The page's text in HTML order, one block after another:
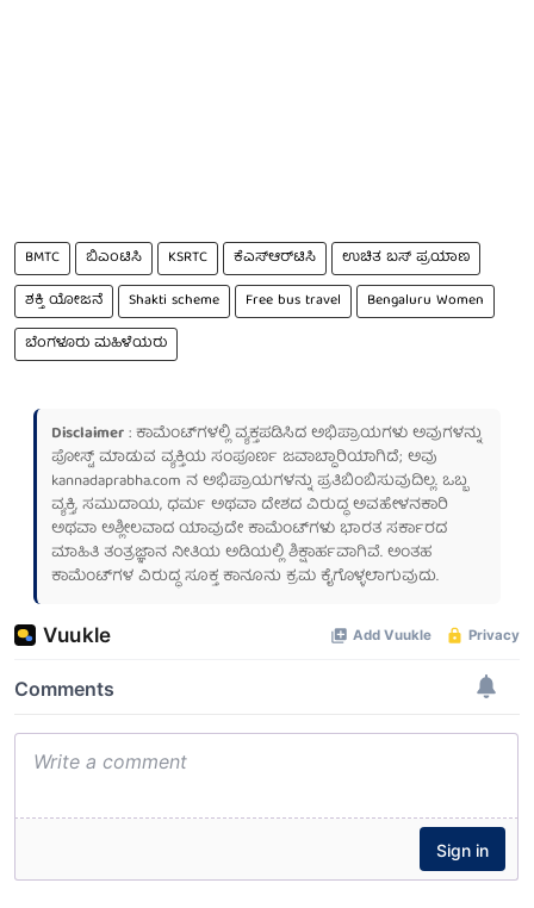
BMTC ಬಿಎಂಟಿಸಿ KSRTC ಕೆಎಸ್ಆರ್‌ಟಿಸಿ
ಉಚಿತ ಬಸ್ ಪ್ರಯಾಣ
ಶಕ್ತಿ ಯೋಜನೆ
Shakti scheme Free bus travel
Bengaluru Women
ಬೆಂಗಳೂರು ಮಹಿಳೆಯರು
Disclaimer: ಕಾಮೆಂಟ್‌ಗಳಲ್ಲಿ ವ್ಯಕ್ತಪಡಿಸಿದ ಅಭಿಪ್ರಾಯಗಳು ಅವುಗಳನ್ನು
ಪೋಸ್ಟ್ ಮಾಡುವ ವ್ಯಕ್ತಿಯ ಸಂಪೂರ್ಣ ಜವಾಬ್ದಾರಿಯಾಗಿದೆ; ಅವು
kannadaprabha.com ನ ಅಭಿಪ್ರಾಯಗಳನ್ನು ಪ್ರತಿಬಿಂಬಿಸುವುದಿಲ್ಲ. ಒಬ್ಬ
ವ್ಯಕ್ತಿ, ಸಮುದಾಯ, ಧರ್ಮ ಅಥವಾ ದೇಶದ ವಿರುದ್ಧ ಅವಹೇಳನಕಾರಿ
ಅಥವಾ ಅಶ್ಲೀಲವಾದ ಯಾವುದೇ ಕಾಮೆಂಟ್‌ಗಳು ಭಾರತ ಸರ್ಕಾರದ
ಮಾಹಿತಿ ತಂತ್ರಜ್ಞಾನ ನೀತಿಯ ಅಡಿಯಲ್ಲಿ ಶಿಕ್ಷಾರ್ಹವಾಗಿವೆ. ಅಂತಹ
ಕಾಮೆಂಟ್‌ಗಳ ವಿರುದ್ಧ ಸೂಕ್ತ ಕಾನೂನು ಕ್ರಮ ಕೈಗೊಳ್ಳಲಾಗುವುದು.